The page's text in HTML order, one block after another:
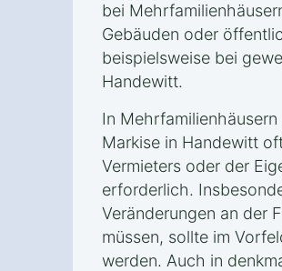
bei
Gebäuden oder
beispielsweise bei
Handewitt.
In
Markise in Handewitt
Vermieters oder der
erforderlich.
Veränderungen an der
müssen, sollte im
werden. Auch in